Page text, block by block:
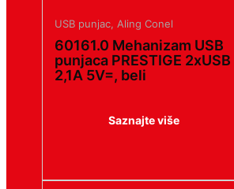
USB punjac, Aling Conel
60161.0 Mehanizam USB
punjaca PRESTIGE 2xUSB
2,1A 5V=, beli
Saznajte više